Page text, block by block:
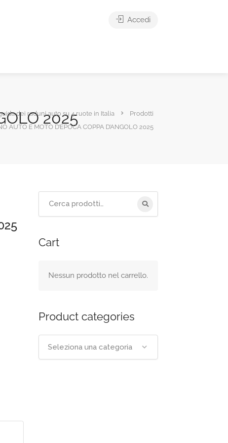
Accedi
2025
dei raduni auto su 4 ruote in Italia
Prodotti
AUTO E MOTO D’EPOCA COPPA D’ANGOLO 2025
Cart
Nessun prodotto nel carrello.
Product categories
Seleziona una categoria